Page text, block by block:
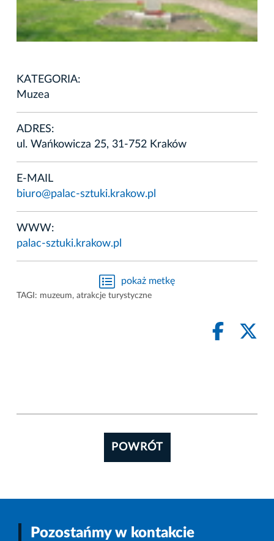
KATEGORIA:
Muzea
ADRES:
ul. Wańkowicza 25, 31-752 Kraków
E-MAIL
biuro@palac-sztuki.krakow.pl
WWW:
palac-sztuki.krakow.pl
pokaż metkę
TAGI: muzeum, atrakcje turystyczne
POWRÓT
Pozostańmy w kontakcie